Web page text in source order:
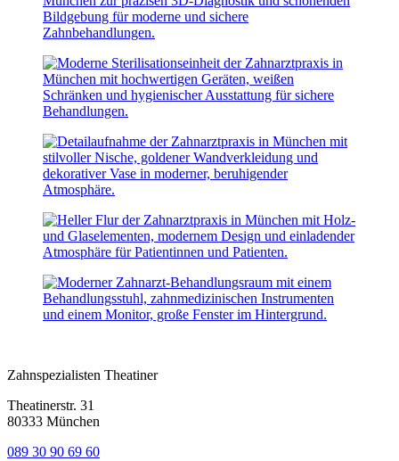
Zahnspezialisten Theatiner
Theatinerstr. 31
80333 München
089 30 90 69 60